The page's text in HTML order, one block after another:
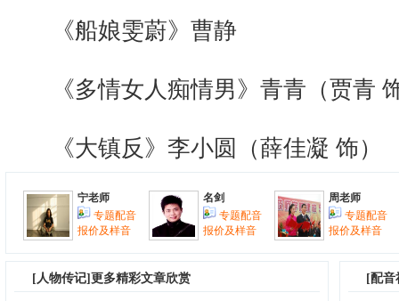
《船娘雯蔚》曹静
《多情女人痴情男》青青（贾青
《大镇反》李小圆（薛佳凝 饰）
宁老师
专题配音
报价及样音
名剑
专题配音
报价及样音
周老师
专题配音
报价及样音
[ 人物传记]更多精彩文章欣赏 [配音